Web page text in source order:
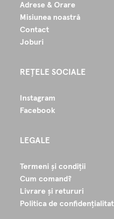
Adrese & Orare
Misiunea noastră
Contact
Joburi
REȚELE SOCIALE
Instagram
Facebook
LEGALE
Termeni și condiții
Cum comand?
Livrare și retururi
Politica de